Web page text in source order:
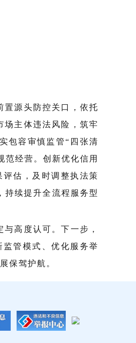
置源头防控关口，依托
场主体违法风险，筑牢
包容审慎监管“四张清
范经营。创新优化信用
估，及时调整执法策
持续提升全流程服务型
高度认可。下一步，
管模式、优化服务举
保驾护航。